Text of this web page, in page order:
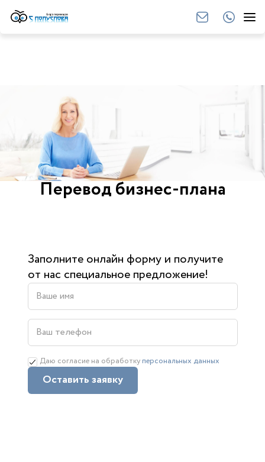
Перевод бизнес-плана
Заполните онлайн форму и получите
от нас специальное предложение!
Даю согласие на обработку персональных данных
Оставить заявку